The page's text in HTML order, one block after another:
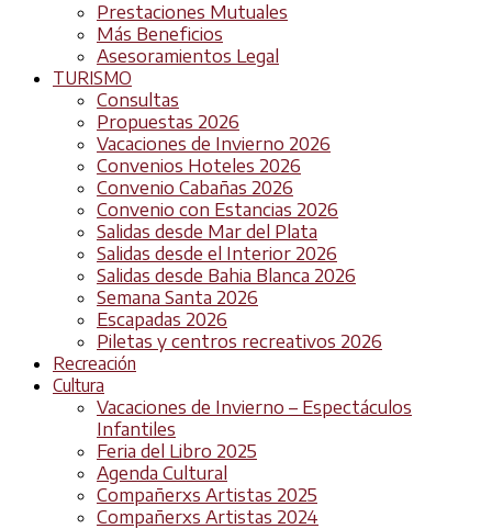
Prestaciones Mutuales
Más Beneficios
Asesoramientos Legal
TURISMO
Consultas
Propuestas 2026
Vacaciones de Invierno 2026
Convenios Hoteles 2026
Convenio Cabañas 2026
Convenio con Estancias 2026
Salidas desde Mar del Plata
Salidas desde el Interior 2026
Salidas desde Bahia Blanca 2026
Semana Santa 2026
Escapadas 2026
Piletas y centros recreativos 2026
Recreación
Cultura
Vacaciones de Invierno – Espectáculos
Infantiles
Feria del Libro 2025
Agenda Cultural
Compañerxs Artistas 2025
Compañerxs Artistas 2024